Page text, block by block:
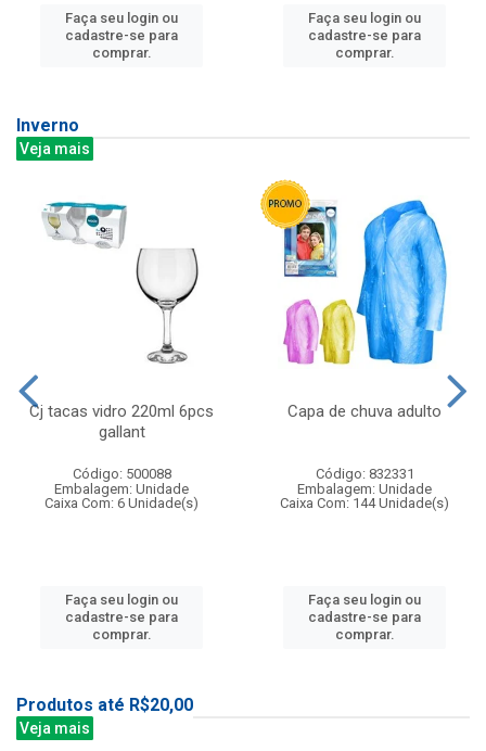
Faça seu login ou
cadastre-se para
comprar.
Faça seu login ou
cadastre-se para
comprar.
Inverno
Veja mais
Cj tacas vidro 220ml 6pcs
gallant
Código: 500088
Embalagem: Unidade
Caixa Com: 6 Unidade(s)
Faça seu login ou
cadastre-se para
comprar.
Capa de chuva adulto
Código: 832331
Embalagem: Unidade
Caixa Com: 144 Unidade(s)
Faça seu login ou
cadastre-se para
comprar.
Produtos até R$20,00
Veja mais